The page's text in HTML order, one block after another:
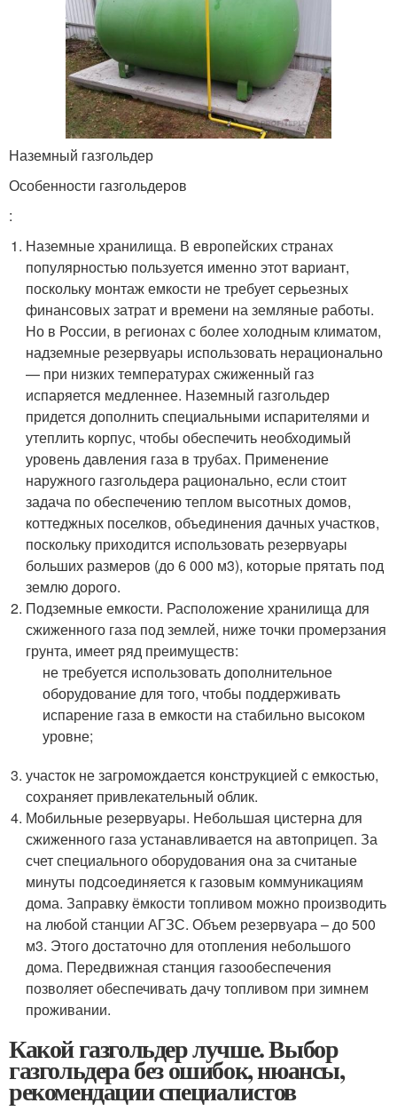
Наземный газгольдер
Особенности газгольдеров
:
Наземные хранилища. В европейских странах
популярностью пользуется именно этот вариант,
поскольку монтаж емкости не требует серьезных
финансовых затрат и времени на земляные работы.
Но в России, в регионах с более холодным климатом,
надземные резервуары использовать нерационально
— при низких температурах сжиженный газ
испаряется медленнее. Наземный газгольдер
придется дополнить специальными испарителями и
утеплить корпус, чтобы обеспечить необходимый
уровень давления газа в трубах. Применение
наружного газгольдера рационально, если стоит
задача по обеспечению теплом высотных домов,
коттеджных поселков, объединения дачных участков,
поскольку приходится использовать резервуары
больших размеров (до 6 000 м3), которые прятать под
землю дорого.
Подземные емкости. Расположение хранилища для
сжиженного газа под землей, ниже точки промерзания
грунта, имеет ряд преимуществ:
не требуется использовать дополнительное
оборудование для того, чтобы поддерживать
испарение газа в емкости на стабильно высоком
уровне;
участок не загромождается конструкцией с емкостью,
сохраняет привлекательный облик.
Мобильные резервуары. Небольшая цистерна для
сжиженного газа устанавливается на автоприцеп. За
счет специального оборудования она за считаные
минуты подсоединяется к газовым коммуникациям
дома. Заправку ёмкости топливом можно производить
на любой станции АГЗС. Объем резервуара – до 500
м3. Этого достаточно для отопления небольшого
дома. Передвижная станция газообеспечения
позволяет обеспечивать дачу топливом при зимнем
проживании.
Какой газгольдер лучше. Выбор
газгольдера без ошибок, нюансы,
рекомендации специалистов